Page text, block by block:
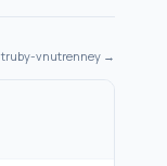
truby-vnutrenney →